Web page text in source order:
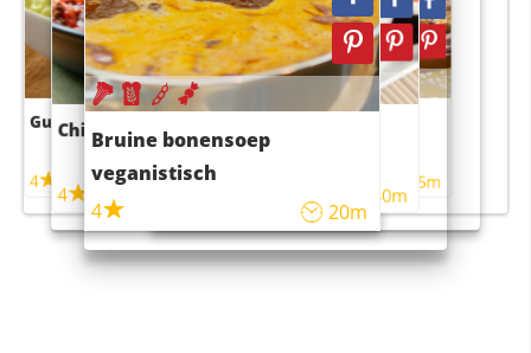
Guacamole
4
Chili con carne
4
Bruine bonensoep
veganistisch
4
20m
Sushi rijstsalade
maaltijdsalade
40m
4 55m